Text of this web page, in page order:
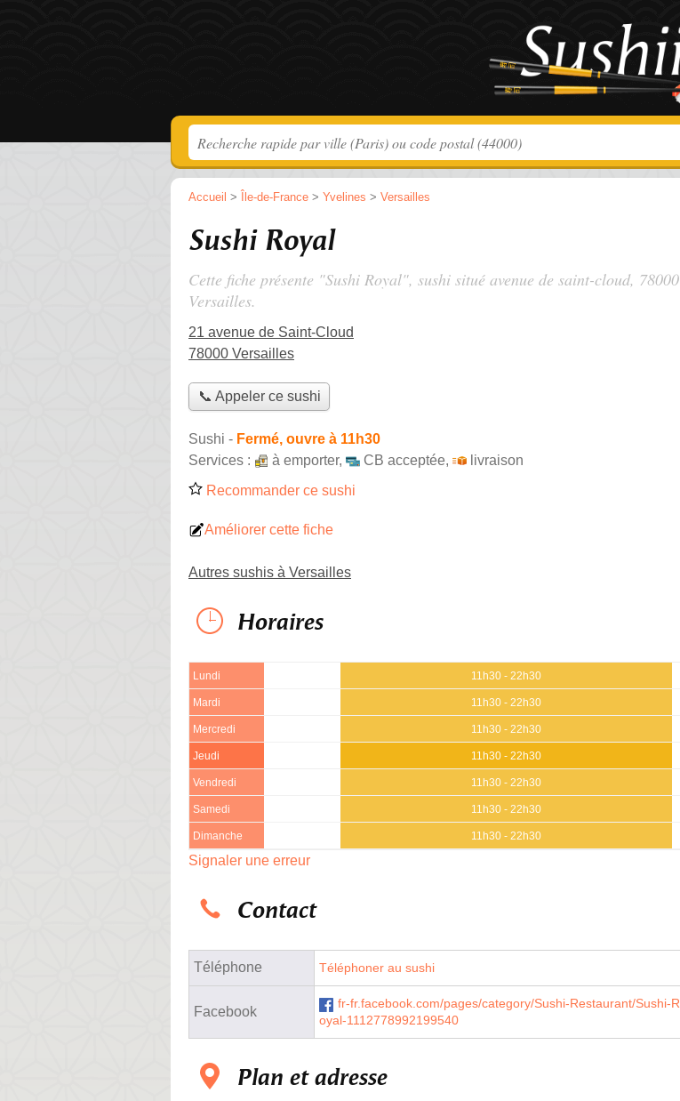
Accueil > Île-de-France > Yvelines > Versailles
Sushi Royal
Cette fiche présente "Sushi Royal", sushi situé avenue de saint-cloud, 78000
Versailles.
21 avenue de Saint-Cloud
78000 Versailles
📞 Appeler ce sushi
Sushi - Fermé, ouvre à 11h30
Services :
à emporter, CB acceptée,
livraison
Recommander ce sushi
Améliorer cette fiche
Autres sushis à Versailles
Horaires
Lundi 11h30 - 22h30
Mardi 11h30 - 22h30
Mercredi 11h30 - 22h30
Jeudi 11h30 - 22h30
Vendredi 11h30 - 22h30
Samedi 11h30 - 22h30
Dimanche 11h30 - 22h30
Signaler une erreur
Contact
Téléphone Téléphoner au sushi
Facebook
fr-fr.facebook.com/pages/category/Sushi-Restaurant/Sushi-R
oyal-1112778992199540
Plan et adresse